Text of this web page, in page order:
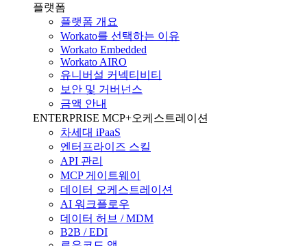
플랫폼
플랫폼 개요
Workato를 선택하는 이유
Workato Embedded
Workato AIRO
유니버설 커넥티비티
보안 및 거버넌스
금액 안내
ENTERPRISE MCP+오케스트레이션
차세대 iPaaS
엔터프라이즈 스킬
API 관리
MCP 게이트웨이
데이터 오케스트레이션
AI 워크플로우
데이터 허브 / MDM
B2B / EDI